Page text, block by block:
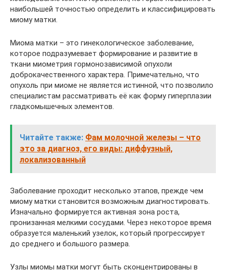
наибольшей точностью определить и классифицировать
миому матки.
Миома матки – это гинекологическое заболевание,
которое подразумевает формирование и развитие в
ткани миометрия гормонозависимой опухоли
доброкачественного характера. Примечательно, что
опухоль при миоме не является истинной, что позволило
специалистам рассматривать её как форму гиперплазии
гладкомышечных элементов.
Читайте также: Фам молочной железы – что
это за диагноз, его виды: диффузный,
локализованный
Заболевание проходит несколько этапов, прежде чем
миому матки становится возможным диагностировать.
Изначально формируется активная зона роста,
пронизанная мелкими сосудами. Через некоторое время
образуется маленький узелок, который прогрессирует
до среднего и большого размера.
Узлы миомы матки могут быть сконцентрированы в